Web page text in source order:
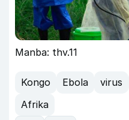
Manba: thv.11
Kongo Ebola virus
Afrika